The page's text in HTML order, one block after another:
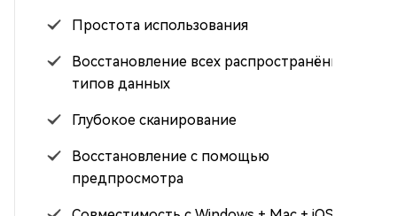
Простота использования
Восстановление всех распространённых
типов данных
Глубокое сканирование
Восстановление с помощью
предпросмотра